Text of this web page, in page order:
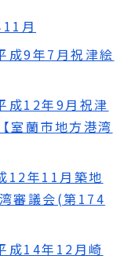
月
成9年7月祝津絵
成12年9月祝津
室蘭市地方港湾
12年11月築地
湾審議会(第174
成14年12月崎